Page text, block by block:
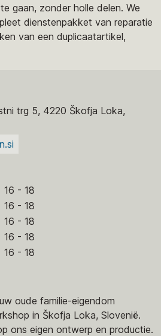
gaan, zonder holle delen. We
dienstenpakket van reparatie
van een duplicaatartikel,
trg 5, 4220 Škofja Loka,
16 - 18
16 - 18
16 - 18
16 - 18
16 - 18
oude familie-eigendom
in Škofja Loka, Slovenië.
ons eigen ontwerp en productie.